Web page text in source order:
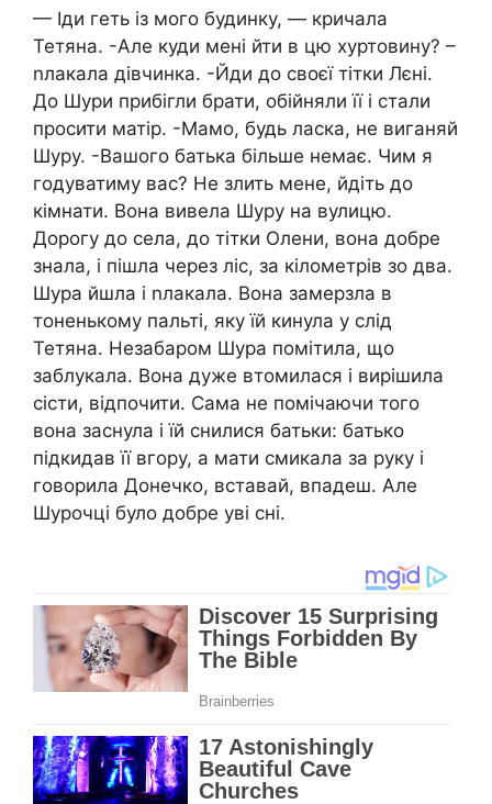
— Іди геть із мого будинку, — кричала
Тетяна. -Але куди мені йти в цю хуртовину? –
nлакала дівчинка. -Йди до своєї тітки Лєні.
До Шури прибігли брати, обійняли її і стали
просити матір. -Мамо, будь ласка, не виганяй
Шуру. -Вашого батька більше немає. Чим я
годуватиму вас? Не злить мене, йдіть до
кімнати. Вона вивела Шуру на вулицю.
Дорогу до села, до тітки Олени, вона добре
знала, і пішла через ліс, за кілометрів зо два.
Шура йшла і nлакала. Вона замерзла в
тоненькому пальті, яку їй кинула у слід
Тетяна. Незабаром Шура помітила, що
заблукала. Вона дуже втомилася і вирішила
сісти, відпочити. Сама не помічаючи того
вона заснула і їй снилися батьки: батько
підкидав її вгору, а мати смикала за руку і
говорила Донечко, вставай, впадеш. Але
Шурочці було добре уві сні.